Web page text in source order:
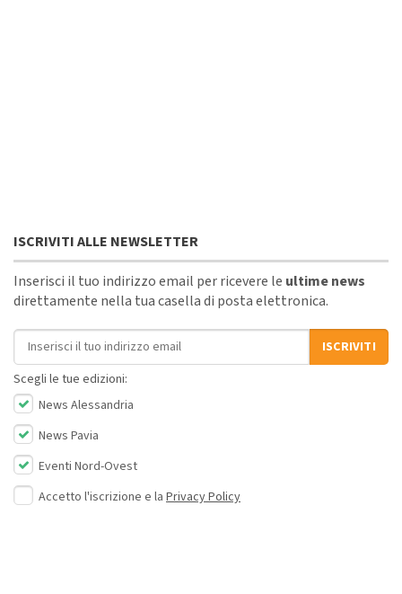
ISCRIVITI ALLE NEWSLETTER
Inserisci il tuo indirizzo email per ricevere le ultime news
direttamente nella tua casella di posta elettronica.
Indirizzo email
ISCRIVITI
Scegli le tue edizioni:
News Alessandria
News Pavia
Eventi Nord-Ovest
Accetto l'iscrizione e la Privacy Policy